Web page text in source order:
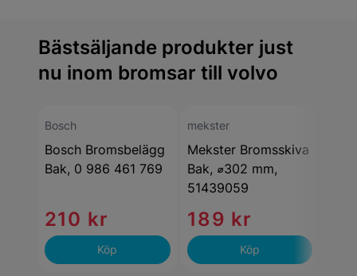
Bästsäljande produkter just
nu inom bromsar till volvo
Bosch
Bosch Bromsbelägg
Bak, 0 986 461 769
210 kr
Köp
mekster
Mekster Bromsskiva
Bak, ⌀302 mm,
51439059
189 kr
Köp